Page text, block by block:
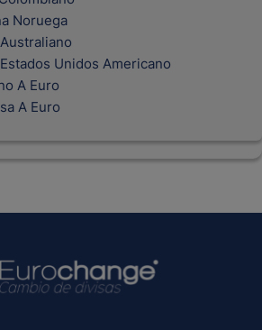
Noruega
Unidos Americano
A Euro
A Euro